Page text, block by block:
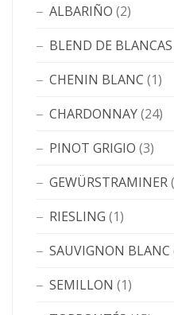
ALBARIÑO (2)
BLEND DE BLANCAS
CHENIN BLANC (1)
CHARDONNAY(24)
PINOT GRIGIO (3)
GEWÜRSTRAMINER
RIESLING (1)
SAUVIGNON BLANC
SEMILLON (1)